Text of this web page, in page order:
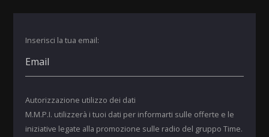
Inserisci la tua email:
Autorizzazione utilizzo dei dati
M.M.P.I. utilizzerà i tuoi dati per informarti sulle offerte e le
iniziative legate alla promozione sulle radio del gruppo Time.